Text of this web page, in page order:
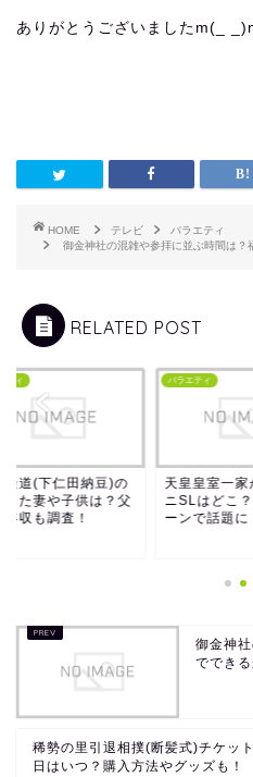
ありがとうございましたm(_
HOME テレビ
バラエティ
御金神社の混雑や参拝に並ぶ時間は？
RELATED POST
ティ
隆道(下仁田納豆)の
した妻や子供は？父
年収も調査！
バラエティ
天皇皇室一家
ニSLはどこ
ーンで話題に
御金神
でできる
稀勢の里引退相撲(断髪式)チケッ
日はいつ？購入方法やグッズも！